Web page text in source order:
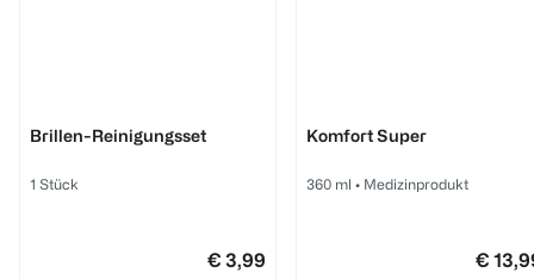
Brillen-Reinigungsset
1 Stück
€ 3,99
Komfort Super
360 ml • Medizinprodukt
€